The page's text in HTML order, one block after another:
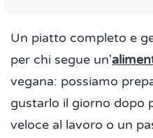
Un piatto completo e
per chi segue un'
vegana: possiamo
gustarlo il giorno dopo
veloce al lavoro o un